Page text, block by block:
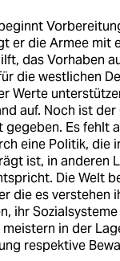
er die Armee mit
das Vorhaben
die westlichen
Werte
auf. Noch ist
Es fehlt
eine Politik, die
ist, in anderen
Die Welt
die es verstehen
ihr
in der
respektive